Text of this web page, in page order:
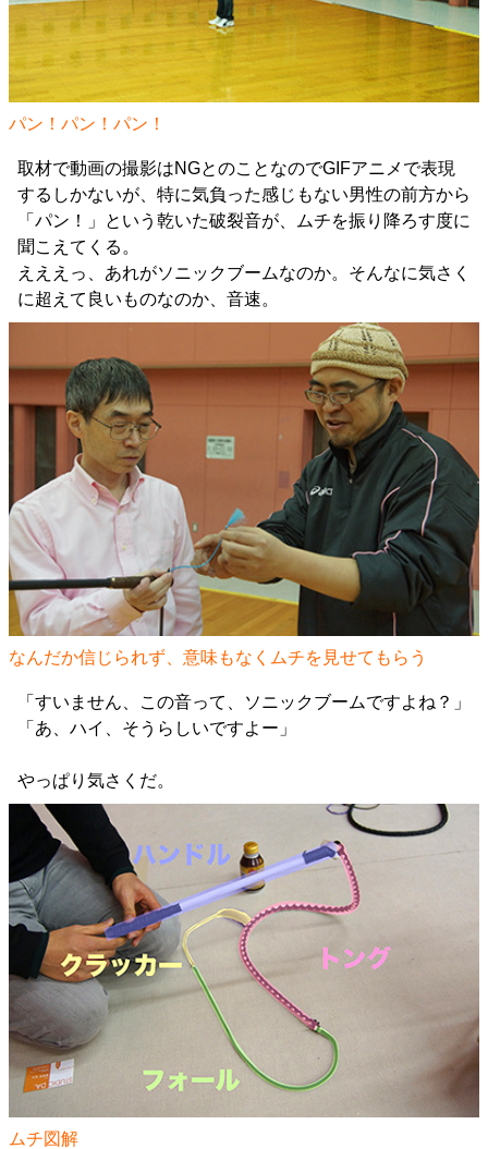
パン！パン！パン！
取材で動画の撮影はNGとのことなのでGIFアニメで表現
するしかないが、特に気負った感じもない男性の前方から
「パン！」という乾いた破裂音が、ムチを振り降ろす度に
聞こえてくる。
えええっ、あれがソニックブームなのか。そんなに気さく
に超えて良いものなのか、音速。
なんだか信じられず、意味もなくムチを見せてもらう
「すいません、この音って、ソニックブームですよね？」
「あ、ハイ、そうらしいですよー」
やっぱり気さくだ。
ムチ図解